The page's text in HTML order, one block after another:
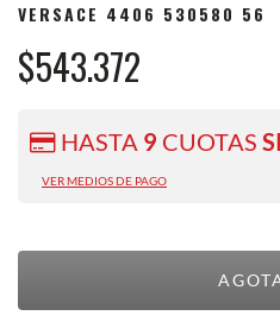
VERSACE 4406 530580 56
$543.372
HASTA 9 CUOTAS
VER MEDIOS DE PAGO